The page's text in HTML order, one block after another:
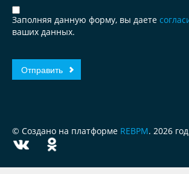
Заполняя данную форму, вы даете
ваших данных.
© Создано на платформе REBPM. 2026